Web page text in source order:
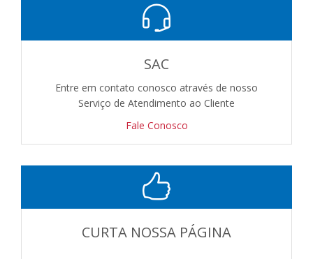
SAC
Entre em contato conosco através de nosso
Serviço de Atendimento ao Cliente
Fale Conosco
CURTA NOSSA PÁGINA